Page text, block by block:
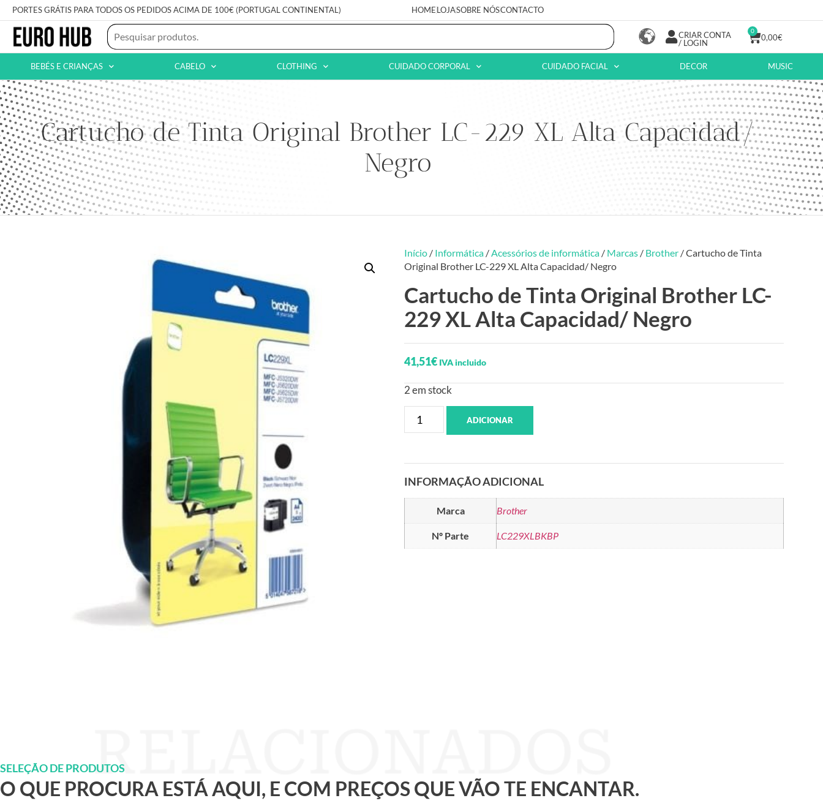
PORTES GRÁTIS PARA TODOS OS PEDIDOS ACIMA DE 100€ (PORTUGAL CONTINENTAL) HOMELOJASOBRE NÓSCONTACTO
CRIAR CONTA
/ LOGIN
0,00€
0
BEBÉS E CRIANÇAS CABELO CLOTHING CUIDADO CORPORAL CUIDADO FACIAL DECOR MUSIC
Cartucho de Tinta Original Brother LC-229 XL Alta Capacidad/
Negro
Início / Informática /Acessórios de informática / Marcas / Brother / Cartucho de Tinta
Original Brother LC-229 XL Alta Capacidad/ Negro
Cartucho de Tinta Original Brother LC-
229 XL Alta Capacidad/ Negro
41,51€ IVA incluido
2 em stock
ADICIONAR
INFORMAÇÃO ADICIONAL
Marca Brother
Nº Parte LC229XLBKBP
SELEÇÃO DE PRODUTOS
O QUE PROCURA ESTÁ AQUI, E COM PREÇOS QUE VÃO TE ENCANTAR.